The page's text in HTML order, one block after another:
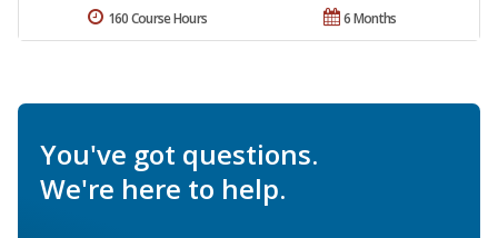
6 Months
160 Course Hours
You've got questions.
We're here to help.